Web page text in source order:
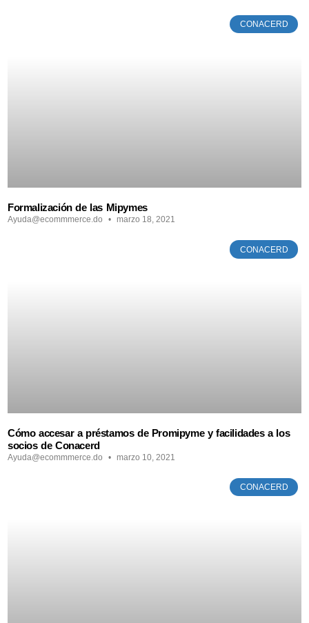
CONACERD
Formalización de las Mipymes
Ayuda@ecommmerce.do marzo 18, 2021
CONACERD
Cómo accesar a préstamos de Promipyme y facilidades a los
socios de Conacerd
Ayuda@ecommmerce.do marzo 10, 2021
CONACERD